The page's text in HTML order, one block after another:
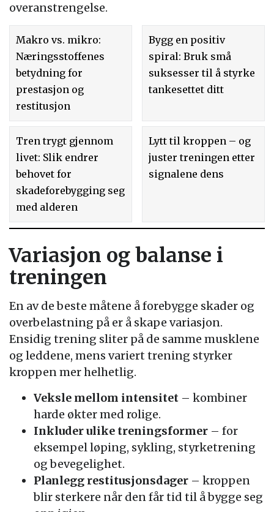
overanstrengelse.
Makro vs. mikro:
Næringsstoffenes
betydning for
prestasjon og
restitusjon
Bygg en positiv
spiral: Bruk små
suksesser til å styrke
tankesettet ditt
Tren trygt gjennom
livet: Slik endrer
behovet for
skadeforebygging seg
med alderen
Lytt til kroppen – og
juster treningen etter
signalene dens
Variasjon og balanse i
treningen
En av de beste måtene å forebygge skader og
overbelastning på er å skape variasjon.
Ensidig trening sliter på de samme musklene
og leddene, mens variert trening styrker
kroppen mer helhetlig.
Veksle mellom intensitet – kombiner
harde økter med rolige.
Inkluder ulike treningsformer – for
eksempel løping, sykling, styrketrening
og bevegelighet.
Planlegg restitusjonsdager – kroppen
blir sterkere når den får tid til å bygge seg